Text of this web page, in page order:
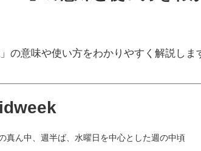
」の意味や使い方をわかりやすく解説しま
真ん中、週半ば、水曜日を中心とした週の中頃